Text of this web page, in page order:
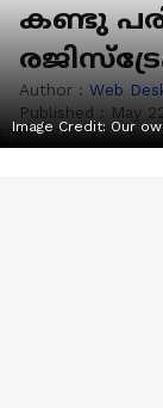
കണ്ടു
Author : Web
Published : May
Image Credit: Our